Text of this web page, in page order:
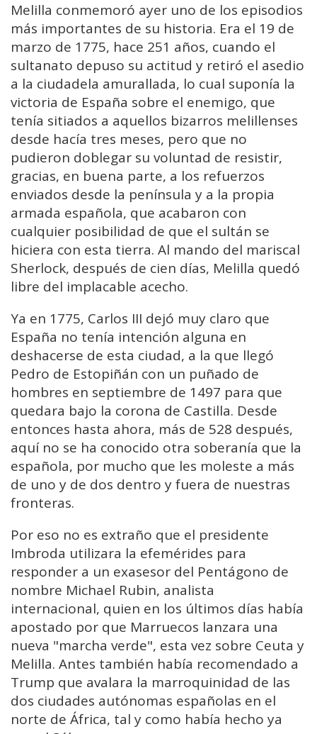
Melilla conmemoró ayer uno de los episodios
más importantes de su historia. Era el 19 de
marzo de 1775, hace 251 años, cuando el
sultanato depuso su actitud y retiró el asedio
a la ciudadela amurallada, lo cual suponía la
victoria de España sobre el enemigo, que
tenía sitiados a aquellos bizarros melillenses
desde hacía tres meses, pero que no
pudieron doblegar su voluntad de resistir,
gracias, en buena parte, a los refuerzos
enviados desde la península y a la propia
armada española, que acabaron con
cualquier posibilidad de que el sultán se
hiciera con esta tierra. Al mando del mariscal
Sherlock, después de cien días, Melilla quedó
libre del implacable acecho.
Ya en 1775, Carlos III dejó muy claro que
España no tenía intención alguna en
deshacerse de esta ciudad, a la que llegó
Pedro de Estopiñán con un puñado de
hombres en septiembre de 1497 para que
quedara bajo la corona de Castilla. Desde
entonces hasta ahora, más de 528 después,
aquí no se ha conocido otra soberanía que la
española, por mucho que les moleste a más
de uno y de dos dentro y fuera de nuestras
fronteras.
Por eso no es extraño que el presidente
Imbroda utilizara la efemérides para
responder a un exasesor del Pentágono de
nombre Michael Rubin, analista
internacional, quien en los últimos días había
apostado por que Marruecos lanzara una
nueva "marcha verde", esta vez sobre Ceuta y
Melilla. Antes también había recomendado a
Trump que avalara la marroquinidad de las
dos ciudades autónomas españolas en el
norte de África, tal y como había hecho ya